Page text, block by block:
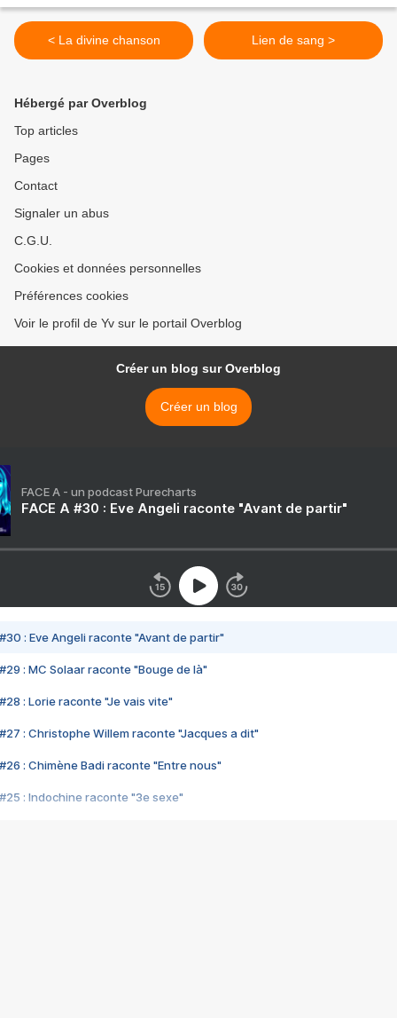
< La divine chanson Lien de sang >
Hébergé par Overblog
Top articles
Pages
Contact
Signaler un abus
C.G.U.
Cookies et données personnelles
Préférences cookies
Voir le profil de Yv sur le portail Overblog
Créer un blog sur Overblog
Créer un blog
FACE A - un podcast Purecharts
FACE A #30 : Eve Angeli raconte "Avant de partir"
#30 : Eve Angeli raconte "Avant de partir"
#29 : MC Solaar raconte "Bouge de là"
#28 : Lorie raconte "Je vais vite"
#27 : Christophe Willem raconte "Jacques a dit"
#26 : Chimène Badi raconte "Entre nous"
#25 : Indochine raconte "3e sexe"